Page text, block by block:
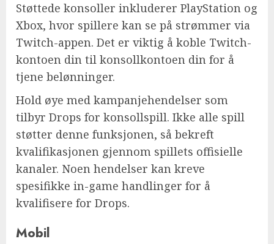
Støttede konsoller inkluderer PlayStation og
Xbox, hvor spillere kan se på strømmer via
Twitch-appen. Det er viktig å koble Twitch-
kontoen din til konsollkontoen din for å
tjene belønninger.
Hold øye med kampanjehendelser som
tilbyr Drops for konsollspill. Ikke alle spill
støtter denne funksjonen, så bekreft
kvalifikasjonen gjennom spillets offisielle
kanaler. Noen hendelser kan kreve
spesifikke in-game handlinger for å
kvalifisere for Drops.
Mobil